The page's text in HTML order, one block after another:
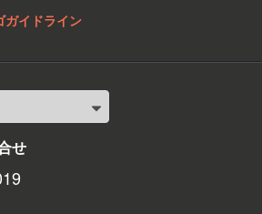
ガイドライン
せ